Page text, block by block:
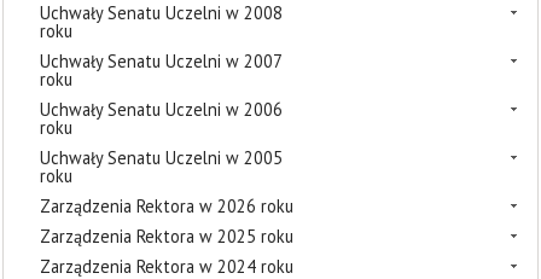
Uchwały Senatu Uczelni w 2008
roku
Uchwały Senatu Uczelni w 2007
roku
Uchwały Senatu Uczelni w 2006
roku
Uchwały Senatu Uczelni w 2005
roku
Zarządzenia Rektora w 2026 roku
Zarządzenia Rektora w 2025 roku
Zarządzenia Rektora w 2024 roku